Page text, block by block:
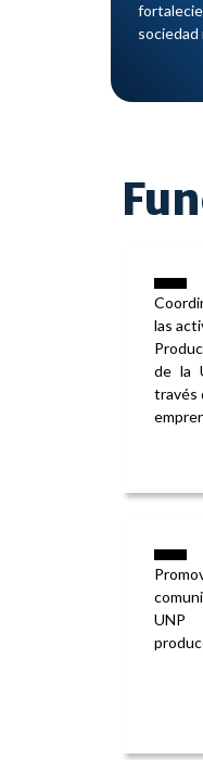
sociedad
las
de la
través